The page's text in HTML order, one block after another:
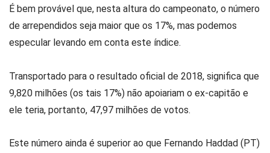
É bem provável que, nesta altura do campeonato, o número
de arrependidos seja maior que os 17%, mas podemos
especular levando em conta este índice.
Transportado para o resultado oficial de 2018, significa que
9,820 milhões (os tais 17%) não apoiariam o ex-capitão e
ele teria, portanto, 47,97 milhões de votos.
Este número ainda é superior ao que Fernando Haddad (PT)